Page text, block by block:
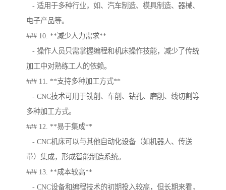
- 适用于多种行业，如、汽车制造、模具制造、器械、
电子产品等。
### 10. **减少人力需求**
- 操作人员只需掌握编程和机床操作技能，减少了传统
加工中对熟练工人的依赖。
### 11. **支持多种加工方式**
- CNC技术可用于铣削、车削、钻孔、磨削、线切割等
多种加工方式。
### 12. **易于集成**
- CNC机床可以与其他自动化设备（如机器人、传送
带）集成，形成智能制造系统。
### 13. **成本较高**
- CNC设备和编程技术的初期投入较高，但长期来看，